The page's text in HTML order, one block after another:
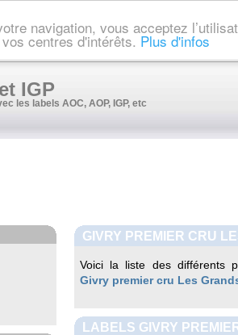
navigation, vous acceptez
centres d'intérêts. Plus d'infos
IGP
les labels AOC, AOP, IGP, etc
GIVRY PREMIER CRU
Voici la liste des différents
Givry premier cru Les
LABELS GIVRY